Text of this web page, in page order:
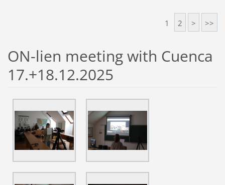
1 2 > >>
ON-lien meeting with Cuenca
17.+18.12.2025